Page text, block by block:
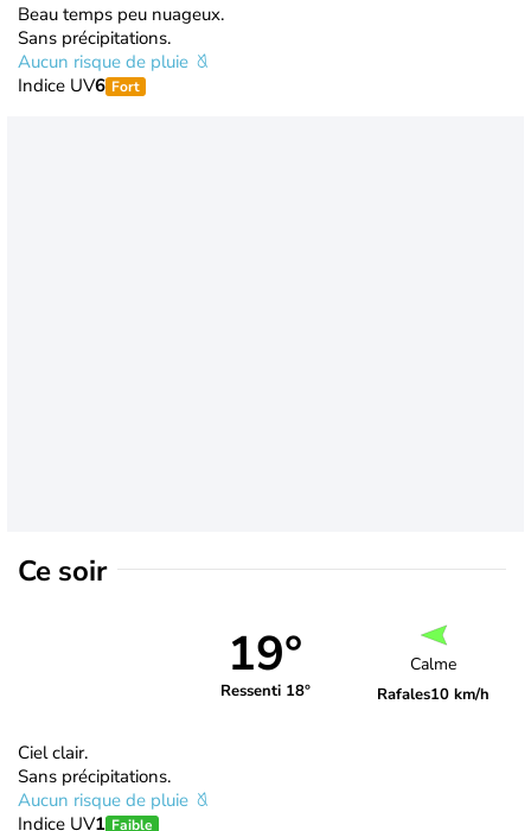
Beau temps peu nuageux.
Sans précipitations.
Aucun risque de pluie
Indice UV6 Fort
Ce soir
19°
Ressenti 18°
Calme
Rafales10 km/h
Ciel clair.
Sans précipitations.
Aucun risque de pluie
Indice UV1 Faible